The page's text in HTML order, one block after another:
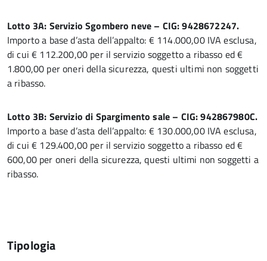
Lotto 3A: Servizio Sgombero neve – CIG: 9428672247.
Importo a base d’asta dell’appalto: € 114.000,00 IVA esclusa,
di cui € 112.200,00 per il servizio soggetto a ribasso ed €
1.800,00 per oneri della sicurezza, questi ultimi non soggetti
a ribasso.
Lotto 3B: Servizio di Spargimento sale – CIG: 942867980C.
Importo a base d’asta dell’appalto: € 130.000,00 IVA esclusa,
di cui € 129.400,00 per il servizio soggetto a ribasso ed €
600,00 per oneri della sicurezza, questi ultimi non soggetti a
ribasso.
Tipologia